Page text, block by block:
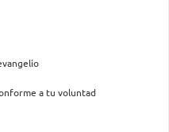
a tu voluntad